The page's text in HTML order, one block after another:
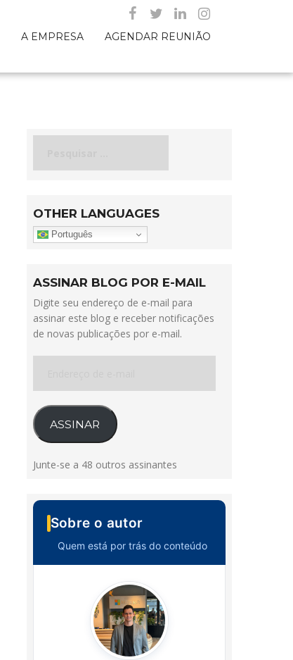
A EMPRESA AGENDAR REUNIÃO
OTHER LANGUAGES
Português
ASSINAR BLOG POR E-MAIL
Digite seu endereço de e-mail para
assinar este blog e receber notificações
de novas publicações por e-mail.
e-
mail
ASSINAR
Junte-se a 48 outros assinantes
Sobre o autor
Quem está por trás do conteúdo